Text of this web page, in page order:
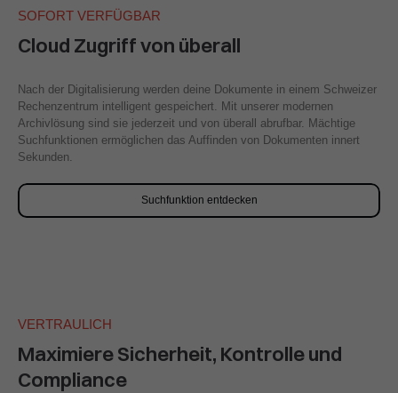
SOFORT VERFÜGBAR
Cloud Zugriff von überall
Nach der Digitalisierung werden deine Dokumente in einem Schweizer
Rechenzentrum intelligent gespeichert. Mit unserer modernen
Archivlösung sind sie jederzeit und von überall abrufbar. Mächtige
Suchfunktionen ermöglichen das Auffinden von Dokumenten innert
Sekunden.
Suchfunktion entdecken
VERTRAULICH
Maximiere Sicherheit, Kontrolle und
Compliance